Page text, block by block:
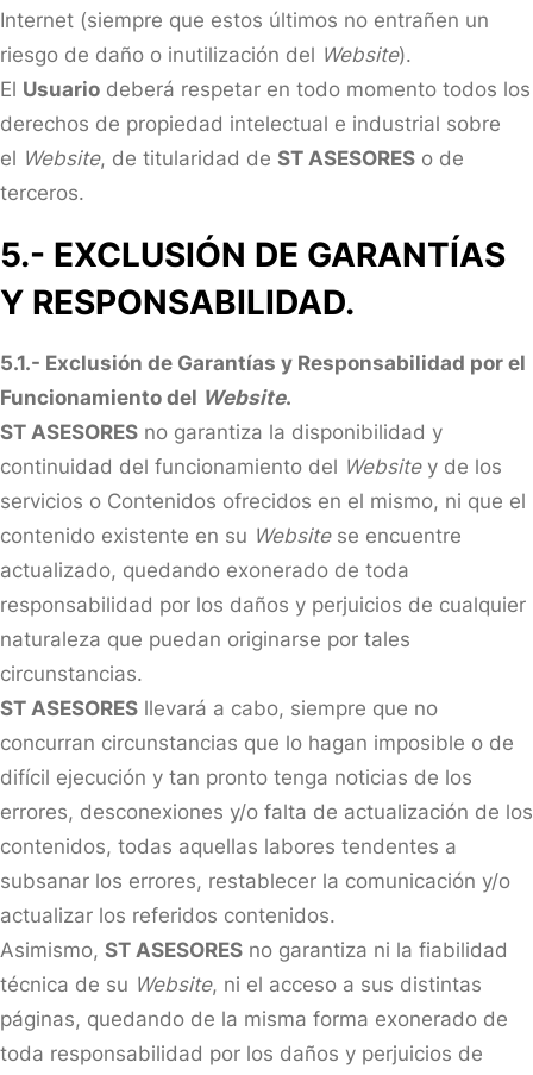
Internet (siempre que estos últimos no entrañen un
riesgo de daño o inutilización del Website).
El Usuario deberá respetar en todo momento todos los
derechos de propiedad intelectual e industrial sobre
el Website, de titularidad de ST ASESORES o de
terceros.
5.- EXCLUSIÓN DE GARANTÍAS
Y RESPONSABILIDAD.
5.1.- Exclusión de Garantías y Responsabilidad por el
Funcionamiento del Website.
ST ASESORES no garantiza la disponibilidad y
continuidad del funcionamiento del Websitey de los
servicios o Contenidos ofrecidos en el mismo, ni que el
contenido existente en su Websitese encuentre
actualizado, quedando exonerado de toda
responsabilidad por los daños y perjuicios de cualquier
naturaleza que puedan originarse por tales
circunstancias.
ST ASESORES llevará a cabo, siempre que no
concurran circunstancias que lo hagan imposible o de
difícil ejecución y tan pronto tenga noticias de los
errores, desconexiones y/o falta de actualización de los
contenidos, todas aquellas labores tendentes a
subsanar los errores, restablecer la comunicación y/o
actualizar los referidos contenidos.
Asimismo, ST ASESORES no garantiza ni la fiabilidad
técnica de su Website, ni el acceso a sus distintas
páginas, quedando de la misma forma exonerado de
toda responsabilidad por los daños y perjuicios de